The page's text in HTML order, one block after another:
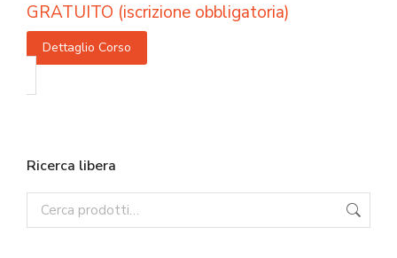
GRATUITO (iscrizione obbligatoria)
Dettaglio Corso
Ricerca libera